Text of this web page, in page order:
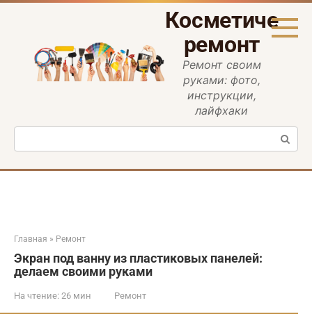
Перейти
ремонт
Ремонт своим
руками: фото,
инструкции,
лайфхаки
Поиск:
Главная » Ремонт
Экран под ванну из пластиковых панелей:
делаем своими руками
На чтение: 26 мин Ремонт